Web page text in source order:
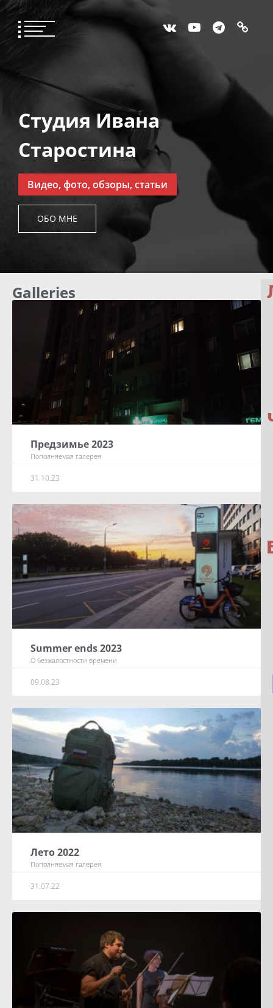
Студия Ивана
Старостина
Видео, фото, обзоры, статьи
ОБО МНЕ
Galleries
Предзимье 2023
Пополняемая галерея
31.10.23
Summer ends 2023
О безжалостности времени
09.08.23
Лето 2022
Пополняемая галерея
31.07.22